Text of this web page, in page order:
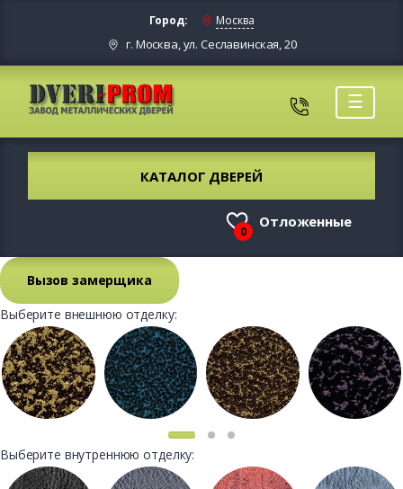
Город: Москва
г. Москва, ул. Сеславинская, 20
☰
КАТАЛОГ ДВЕРЕЙ
0
Отложенные
Вызов замерщика
Выберите внешнюю отделку:
Выберите внутреннюю отделку: